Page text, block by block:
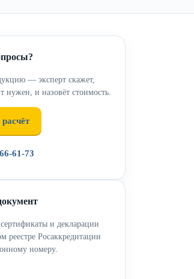
— эксперт скажет,
нужен, и назовёт стоимость.
61-73
и декларации
реестре Росаккредитации
номеру.